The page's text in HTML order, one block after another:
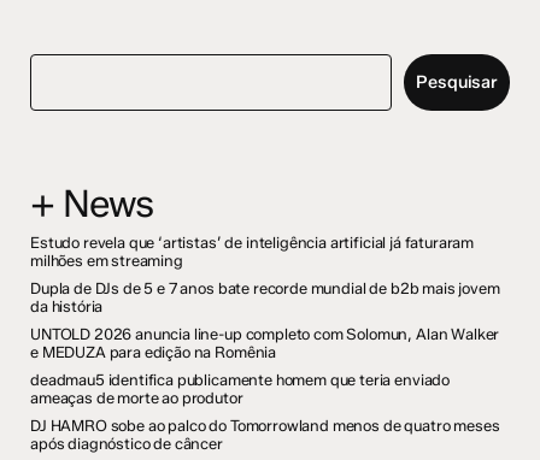
Pesquisar
+ News
Estudo revela que ‘artistas’ de inteligência artificial já faturaram
milhões em streaming
Dupla de DJs de 5 e 7 anos bate recorde mundial de b2b mais jovem
da história
UNTOLD 2026 anuncia line-up completo com Solomun, Alan Walker
e MEDUZA para edição na Romênia
deadmau5 identifica publicamente homem que teria enviado
ameaças de morte ao produtor
DJ HAMRO sobe ao palco do Tomorrowland menos de quatro meses
após diagnóstico de câncer